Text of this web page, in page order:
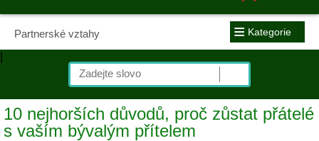
Partnerské vztahy ≡ Kategorie
|
10 nejhorších důvodů, proč zůstat přátelé
s vaším bývalým přítelem